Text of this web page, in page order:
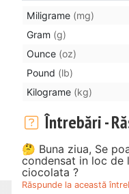
Miligrame (mg)
Gram (g)
Ounce (oz)
Pound (lb)
Kilograme (kg)
Întrebări -
🤔 Buna ziua, Se
condensat in loc de
ciocolata ?
Răspunde la această